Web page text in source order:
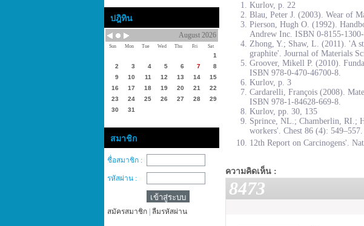
ปฎิทิน
August 2026
Sun Mon Tue Wed Thu Fri Sat
1
2
3 4 5 6 7
8
9
10 11 12 13 14
15
16
17 18 19 20 21
22
23
24 25 26 27 28
29
30
31
สมาชิก
ชื่อสมาชิก :
รหัสผ่าน :
สมัครสมาชิก ลืมรหัสผ่าน
Kurlov, p. 22
Blau, Peter J. (2003). Wear of
Pierson, Hugh O. (1992).
Andrew Inc. ISBN 0-8155-
Zhong, Y.; Shaw, L. (2011). 'A
graphite'. Journal of Materials
Groover, Mikell P. (2010).
ISBN 978-0-470-46700-8.
Kurlov, p. 3
Cardarelli, François (2008).
ISBN 978-1-84628-669-8.
Kurlov, pp. 30, 135
Sprince, NL.; Chamberlin, RI.;
workers'. Chest 86 (4):
12th Report on Carcinogens'.
ความคิดเห็น :
8473